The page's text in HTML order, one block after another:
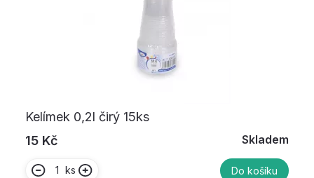
Kelímek 0,2l čirý 15ks
15 Kč
Skladem
ks Do košíku